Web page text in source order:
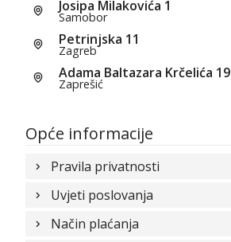
Josipa Milakovića 1
Samobor
Petrinjska 11
Zagreb
Adama Baltazara Krčelića 19
Zaprešić
Opće informacije
Pravila privatnosti
Uvjeti poslovanja
Način plaćanja